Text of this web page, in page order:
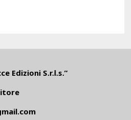
Edizioni S.r.l.s.”